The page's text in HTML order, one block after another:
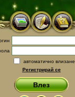
автоматично влизане
Регистрирай се
Влез